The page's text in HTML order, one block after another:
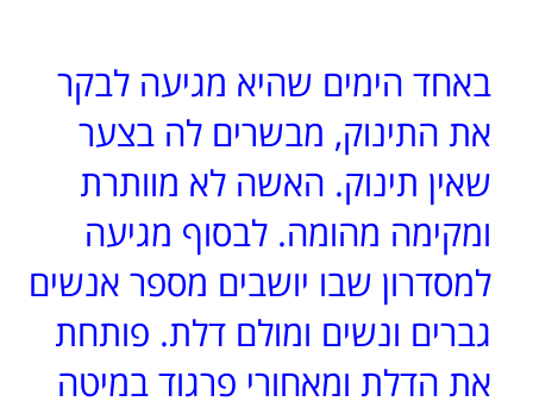
באחד הימים שהיא מגיעה לבקר
את התינוק, מבשרים לה בצער
שאין תינוק. האשה לא מוותרת
ומקימה מהומה. לבסוף מגיעה
למסדרון שבו יושבים מספר אנשים
גברים ונשים ומולם דלת. פותחת
את הדלת ומאחורי פרגוד במיטה